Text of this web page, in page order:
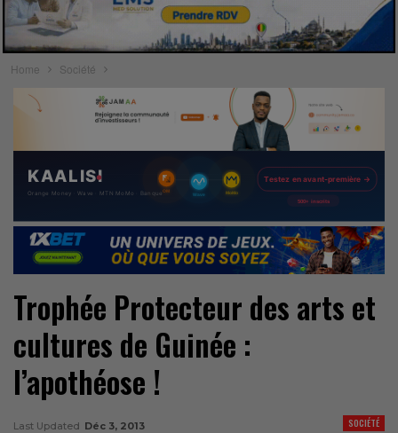
Home Société
Trophée Protecteur des arts et
cultures de Guinée :
l’apothéose !
SOCIÉTÉ
Last Updated Déc 3, 2013